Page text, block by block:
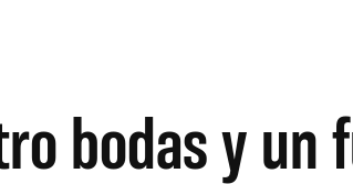
bodas y un